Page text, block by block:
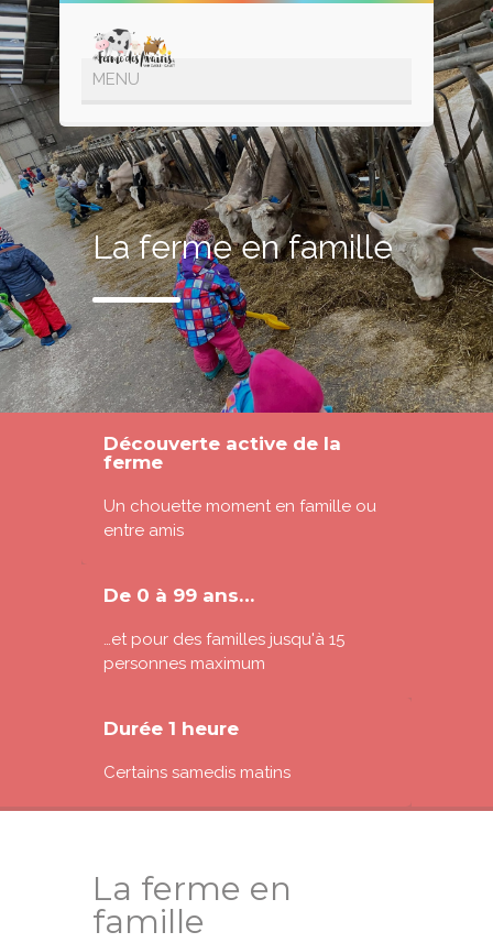
La ferme en famille
Découverte active de la
ferme
Un chouette moment en famille ou
entre amis
De 0 à 99 ans…
…et pour des familles jusqu'à 15
personnes maximum
Durée 1 heure
Certains samedis matins
La ferme en
famille